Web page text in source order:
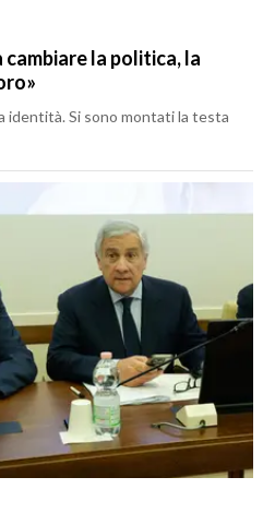
la politica, la
identità. Si sono montati la testa